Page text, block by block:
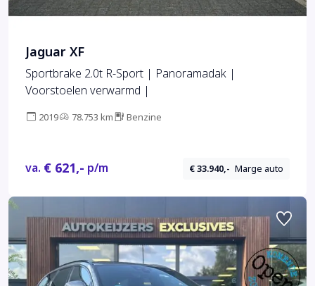
Jaguar XF
Sportbrake 2.0t R-Sport | Panoramadak |
Voorstoelen verwarmd |
2019 78.753 km Benzine
va. € 621,- p/m € 33.940,- Marge auto